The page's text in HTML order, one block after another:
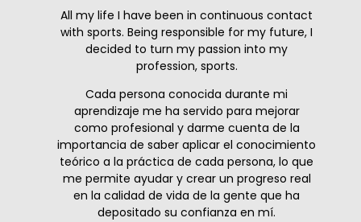
All my life I have been in continuous contact
with sports. Being responsible for my future, I
decided to turn my passion into my
profession, sports.
Cada persona conocida durante mi
aprendizaje me ha servido para mejorar
como profesional y darme cuenta de la
importancia de saber aplicar el conocimiento
teórico a la práctica de cada persona, lo que
me permite ayudar y crear un progreso real
en la calidad de vida de la gente que ha
depositado su confianza en mí.